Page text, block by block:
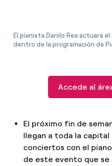
Ofertas para autónomos
El pianista Danilo Rea actuará
dentro de la programación de
Accede al
El próximo fin de
llegan a toda la
conciertos con el
de este evento que se